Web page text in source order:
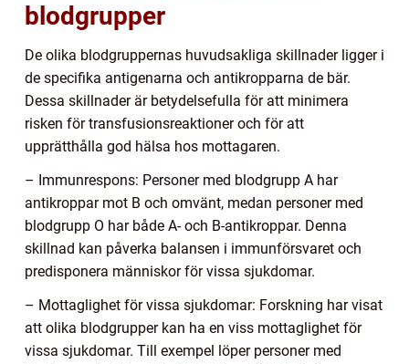
blodgrupper
De olika blodgruppernas huvudsakliga skillnader ligger i
de specifika antigenarna och antikropparna de bär.
Dessa skillnader är betydelsefulla för att minimera
risken för transfusionsreaktioner och för att
upprätthålla god hälsa hos mottagaren.
– Immunrespons: Personer med blodgrupp A har
antikroppar mot B och omvänt, medan personer med
blodgrupp O har både A- och B-antikroppar. Denna
skillnad kan påverka balansen i immunförsvaret och
predisponera människor för vissa sjukdomar.
– Mottaglighet för vissa sjukdomar: Forskning har visat
att olika blodgrupper kan ha en viss mottaglighet för
vissa sjukdomar. Till exempel löper personer med